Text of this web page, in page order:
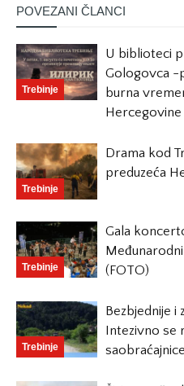
POVEZANI ČLANCI
Trebinje
U biblioteci
Gologovca -
burna
Hercegovine
Trebinje
Drama kod
preduzeća
Trebinje
Gala
(FOTO)
Trebinje
Bezbjednije i
Intezivno se